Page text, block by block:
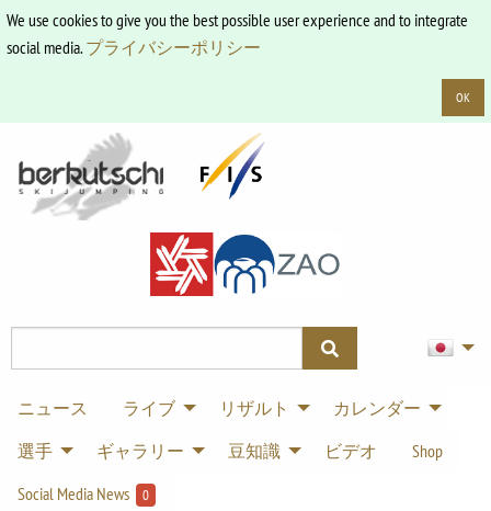
We use cookies to give you the best possible user experience and to integrate
social media.プライバシーポリシー
OK
ニュース ライブ リザルト
カレンダー
選手
ギャラリー 豆知識 ビデオ
Shop
Social Media News
0